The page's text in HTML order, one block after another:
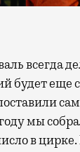
всегда
будет еще
мы
в